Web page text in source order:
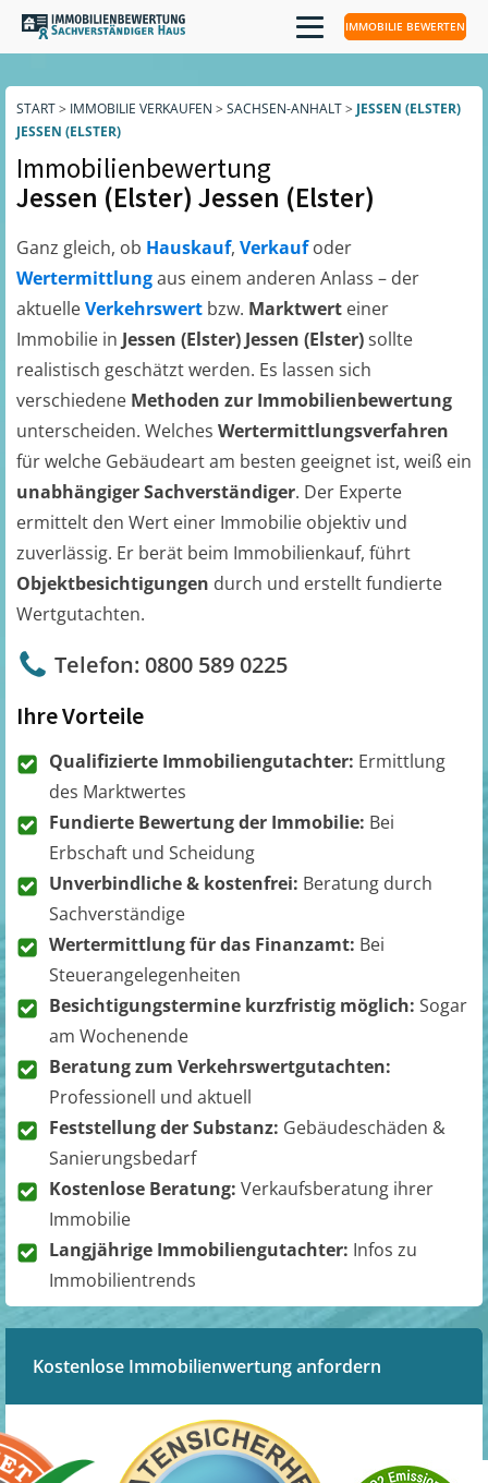
IMMOBILIE BEWERTEN
START> IMMOBILIE VERKAUFEN > SACHSEN-ANHALT> JESSEN (ELSTER)
JESSEN (ELSTER)
Immobilienbewertung
Jessen (Elster) Jessen (Elster)
Ganz gleich, ob Hauskauf, Verkaufoder
Wertermittlungaus einem anderen Anlass – der
aktuelleVerkehrswert bzw. Marktwert einer
Immobilie in Jessen (Elster) Jessen (Elster)sollte
realistisch geschätzt werden. Es lassen sich
verschiedene Methoden zur Immobilienbewertung
unterscheiden. Welches Wertermittlungsverfahren
für welche Gebäudeart am besten geeignet ist, weiß ein
unabhängiger Sachverständiger. Der Experte
ermittelt den Wert einer Immobilie objektiv und
zuverlässig. Er berät beim Immobilienkauf, führt
Objektbesichtigungen durch und erstellt fundierte
Wertgutachten.
Telefon: 0800 589 0225
Ihre Vorteile
Qualifizierte Immobiliengutachter: Ermittlung
des Marktwertes
Fundierte Bewertung der Immobilie: Bei
Erbschaft und Scheidung
Unverbindliche & kostenfrei: Beratung durch
Sachverständige
Wertermittlung für das Finanzamt: Bei
Steuerangelegenheiten
Besichtigungstermine kurzfristig möglich: Sogar
am Wochenende
Beratung zum Verkehrswertgutachten:
Professionell und aktuell
Feststellung der Substanz: Gebäudeschäden &
Sanierungsbedarf
Kostenlose Beratung: Verkaufsberatung ihrer
Immobilie
Langjährige Immobiliengutachter: Infos zu
Immobilientrends
Kostenlose Immobilienwertung anfordern